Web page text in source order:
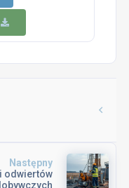
Następny
odwiertów